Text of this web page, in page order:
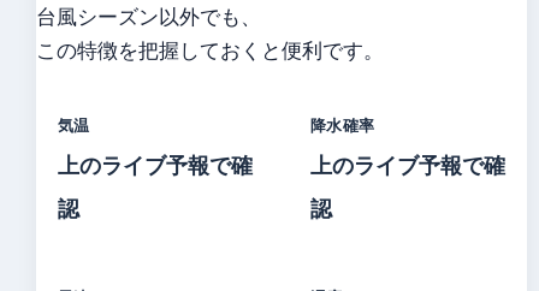
台風シーズン以外でも、
この特徴を把握しておくと便利です。
気温
上のライブ予報で確
認
降水確率
上のライブ予報で確
認